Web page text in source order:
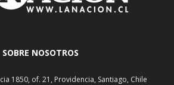
SOBRE NOSOTROS
1850, of. 21, Providencia, Santiago, Chile